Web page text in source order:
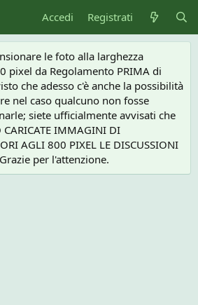
Accedi Registrati
le foto alla larghezza
pixel da Regolamento PRIMA di
che adesso c'è anche la possibilità
nel caso qualcuno non fosse
siete ufficialmente avvisati che
CARICATE IMMAGINI DI
AGLI 800 PIXEL LE DISCUSSIONI
per l'attenzione.